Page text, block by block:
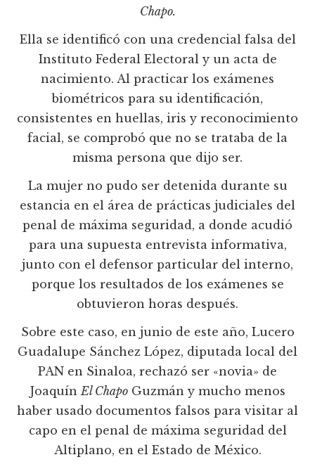
Chapo.
Ella se identificó con una credencial falsa del
Instituto Federal Electoral y un acta de
nacimiento. Al practicar los exámenes
biométricos para su identificación,
consistentes en huellas, iris y reconocimiento
facial, se comprobó que no se trataba de la
misma persona que dijo ser.
La mujer no pudo ser detenida durante su
estancia en el área de prácticas judiciales del
penal de máxima seguridad, a donde acudió
para una supuesta entrevista informativa,
junto con el defensor particular del interno,
porque los resultados de los exámenes se
obtuvieron horas después.
Sobre este caso, en junio de este año, Lucero
Guadalupe Sánchez López, diputada local del
PAN en Sinaloa, rechazó ser «novia» de
JoaquínEl ChapoGuzmán y mucho menos
haber usado documentos falsos para visitar al
capo en el penal de máxima seguridad del
Altiplano, en el Estado de México.